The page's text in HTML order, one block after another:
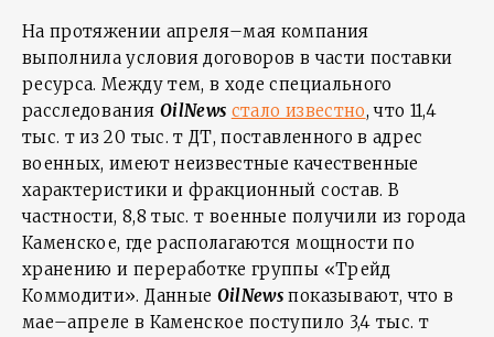
На протяжении апреля–мая компания
выполнила условия договоров в части поставки
ресурса. Между тем, в ходе специального
расследования OilNews стало известно, что 11,4
тыс. т из 20 тыс. т ДТ, поставленного в адрес
военных, имеют неизвестные качественные
характеристики и фракционный состав. В
частности, 8,8 тыс. т военные получили из города
Каменское, где располагаются мощности по
хранению и переработке группы «Трейд
Коммодити». Данные OilNews показывают, что в
мае–апреле в Каменское поступило 3,4 тыс. т